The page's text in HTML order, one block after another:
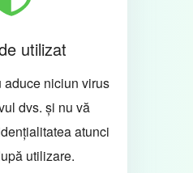
utilizat
aduce niciun virus
dvs. și nu vă
atunci
utilizare.